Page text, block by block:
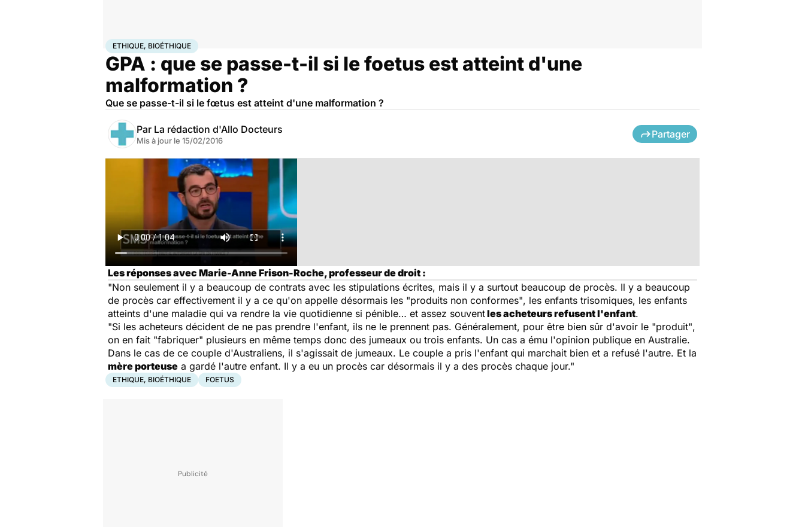
AccueilSantéEthique, Bioéthique
ETHIQUE, BIOÉTHIQUE
GPA : que se passe-t-il si le foetus est atteint d'une
malformation ?
Que se passe-t-il si le fœtus est atteint d'une malformation ?
Par La rédaction d'Allo Docteurs
Mis à jour le 15/02/2016
Partager
Les réponses avec Marie-Anne Frison-Roche, professeur de droit :
"Non seulement il y a beaucoup de contrats avec les stipulations écrites, mais il y a surtout beaucoup de procès. Il y a beaucoup
de procès car effectivement il y a ce qu'on appelle désormais les "produits non conformes", les enfants trisomiques, les enfants
atteints d'une maladie qui va rendre la vie quotidienne si pénible… et assez souventles acheteurs refusent l'enfant.
"Si les acheteurs décident de ne pas prendre l'enfant, ils ne le prennent pas. Généralement, pour être bien sûr d'avoir le "produit",
on en fait "fabriquer" plusieurs en même temps donc des jumeaux ou trois enfants. Un cas a ému l'opinion publique en Australie.
Dans le cas de ce couple d'Australiens, il s'agissait de jumeaux. Le couple a pris l'enfant qui marchait bien et a refusé l'autre. Et la
mère porteuse a gardé l'autre enfant. Il y a eu un procès car désormais il y a des procès chaque jour."
ETHIQUE, BIOÉTHIQUE FOETUS